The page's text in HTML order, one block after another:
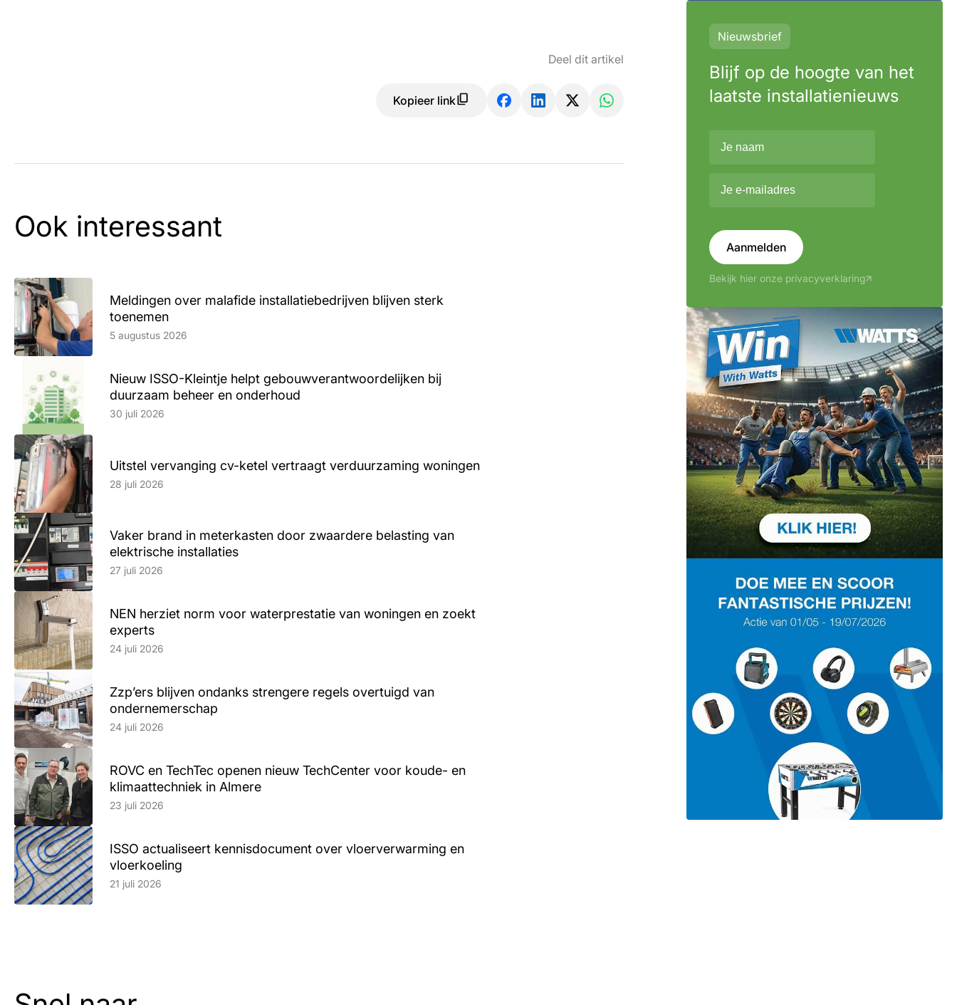
Deel dit artikel
Kopieer link
Ook interessant
Meldingen over malafide installatiebedrijven blijven sterk
toenemen
Lees artikel
5 augustus 2026
Nieuw ISSO-Kleintje helpt gebouwverantwoordelijken bij
duurzaam beheer en onderhoud
Lees artikel
30 juli 2026
Uitstel vervanging cv-ketel vertraagt verduurzaming woningen
Lees artikel
28 juli 2026
Vaker brand in meterkasten door zwaardere belasting van
elektrische installaties
Lees artikel
27 juli 2026
NEN herziet norm voor waterprestatie van woningen en zoekt
experts
Lees artikel
24 juli 2026
Zzp’ers blijven ondanks strengere regels overtuigd van
ondernemerschap
Lees artikel
24 juli 2026
ROVC en TechTec openen nieuw TechCenter voor koude- en
klimaattechniek in Almere
Lees artikel
23 juli 2026
ISSO actualiseert kennisdocument over vloerverwarming en
vloerkoeling
Lees artikel
21 juli 2026
Nieuwsbrief
Blijf op de hoogte van het
laatste installatienieuws
Aanmelden
Bekijk hier onze privacyverklaring